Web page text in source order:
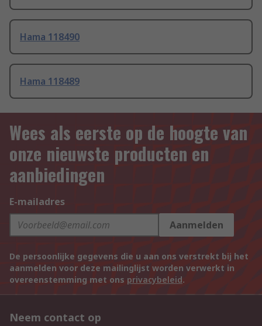
Hama 118490
Hama 118489
Wees als eerste op de hoogte van
onze nieuwste producten en
aanbiedingen
E-mailadres
Aanmelden
De persoonlijke gegevens die u aan ons verstrekt bij het
aanmelden voor deze mailinglijst worden verwerkt in
overeenstemming met ons privacybeleid.
Neem contact op